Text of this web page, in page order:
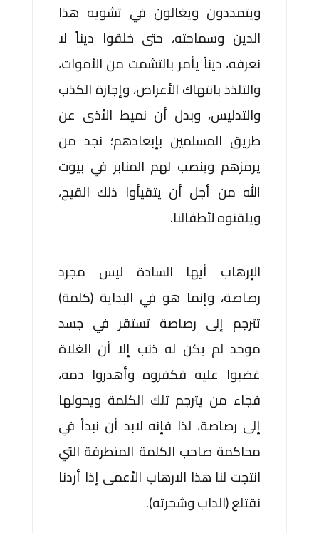
ويتمددون ويغالون في تشويه هذا
الدين وسماحته، حتى خلقوا ديناً لا
نعرفه، ديناً يأمر بالتشمت من الأموات،
والتلذذ بانتهاك الأعراض، وإجازة الكذب
والتدليس، وبدل أن نميط الأذى عن
طريق المسلمين بإبعادهم؛ نجد من
يرمزهم وينصب لهم المنابر في بيوت
الله من أجل أن يتقيأوا ذلك القيح،
ويلقنوه لأطفالنا.
الإرهاب أيها السادة ليس مجرد
رصاصة، وإنما هو في البداية (كلمة)
تترجم إلى رصاصة تستقر في جسد
موحد لم يكن له ذنب إلا أن الغلاة
غضبوا عليه فكفروه وأهدروا دمه،
فجاء من يترجم تلك الكلمة ويحولها
إلى رصاصة، لذا فإنه لابد أن نبدأ في
محاكمة صاحب الكلمة المتطرفة التي
انتجت لنا هذا الارهاب الأعمى إذا أردنا
نقتلع (الداب وشجرته).